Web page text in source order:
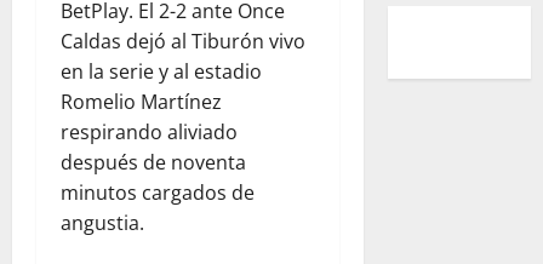
BetPlay. El 2-2 ante Once
Caldas dejó al Tiburón vivo
en la serie y al estadio
Romelio Martínez
respirando aliviado
después de noventa
minutos cargados de
angustia.